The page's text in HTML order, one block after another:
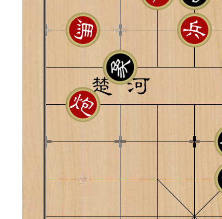
飞刀陷阱
电脑端 公